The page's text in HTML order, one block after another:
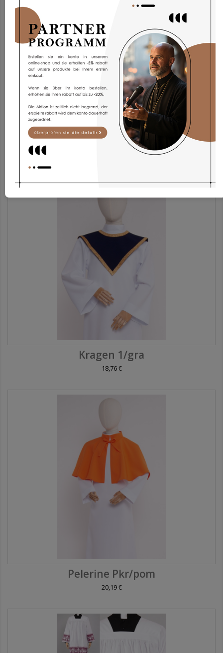
Pelerine PF/sar
Kragen 1/gra
18,76 €
Pelerine Pkr/pom
20,19 €